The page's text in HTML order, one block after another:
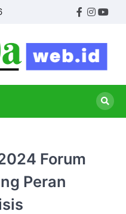
Facebook
Forum
Peran